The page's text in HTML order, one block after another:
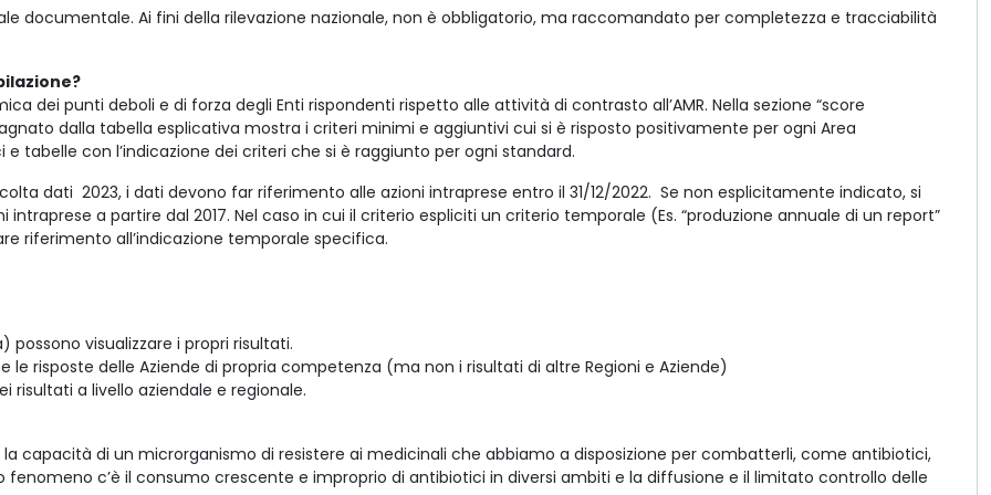
documentale. Ai fini della rilevazione nazionale, non è obbligatorio, ma raccomandato per completezza e tracciabilità
dei punti deboli e di forza degli Enti rispondenti rispetto alle attività di contrasto all’AMR. Nella sezione “score
dalla tabella esplicativa mostra i criteri minimi e aggiuntivi cui si è risposto positivamente per ogni Area
tabelle con l’indicazione dei criteri che si è raggiunto per ogni standard.
dati 2023, i dati devono far riferimento alle azioni intraprese entro il 31/12/2022. Se non esplicitamente indicato, si
a partire dal 2017. Nel caso in cui il criterio espliciti un criterio temporale (Es. “produzione annuale di un report”
riferimento all’indicazione temporale specifica.
possono visualizzare i propri risultati.
le risposte delle Aziende di propria competenza (ma non i risultati di altre Regioni e Aziende)
a livello aziendale e regionale.
capacità di un microrganismo di resistere ai medicinali che abbiamo a disposizione per combatterli, come antibiotici,
fenomeno c’è il consumo crescente e improprio di antibiotici in diversi ambiti e la diffusione e il limitato controllo delle